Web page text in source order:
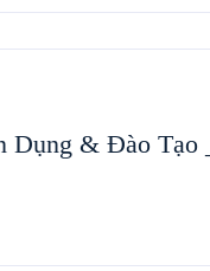
Dụng & Đào Tạo _